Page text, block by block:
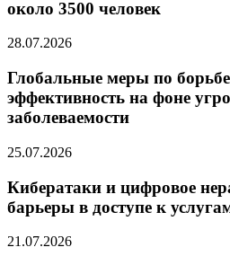
около 3500 человек
28.07.2026
Глобальные меры по
эффективность на фоне
заболеваемости
25.07.2026
Кибератаки и цифровое
барьеры в доступе к
21.07.2026